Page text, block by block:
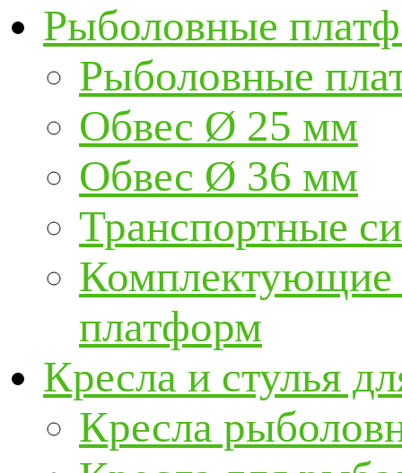
Рыболовные
Рыболовные
Обвес Ø 25 мм
Обвес Ø 36 мм
Транспортные
Комплектующие
платформ
Кресла и стулья
Кресла